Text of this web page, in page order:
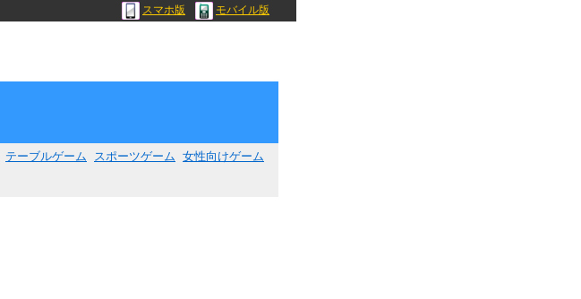
スマホ版 モバイル版
テーブルゲーム スポーツゲーム 女性向けゲーム